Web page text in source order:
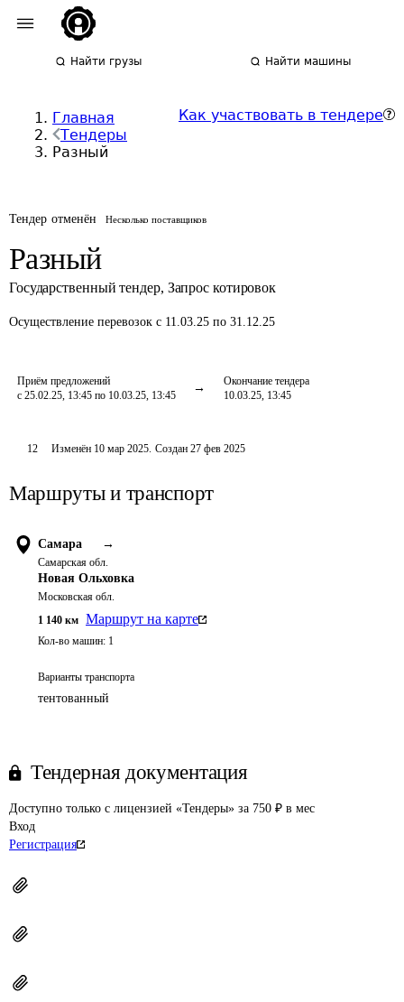
Найти грузы Найти машины
Главная
Тендеры
Разный
Как участвовать в тендере
Тендер отменён Несколько поставщиков
Разный
Государственный тендер, Запрос котировок
Осуществление перевозок с 11.03.25 по 31.12.25
Приём предложений
с 25.02.25, 13:45 по 10.03.25, 13:45
Окончание тендера
10.03.25, 13:45
12 Изменён 10 мар 2025. Создан 27 фев 2025
Маршруты и транспорт
Самара →
Самарская обл.
Новая Ольховка
Московская обл.
1 140 км Маршрут на карте
Кол-во машин: 1
Варианты транспорта
тентованный
Тендерная документация
Доступно только с лицензией «Тендеры» за 750 ₽ в мес
Вход
Регистрация